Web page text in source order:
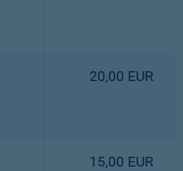
20,00 EUR
15,00 EUR